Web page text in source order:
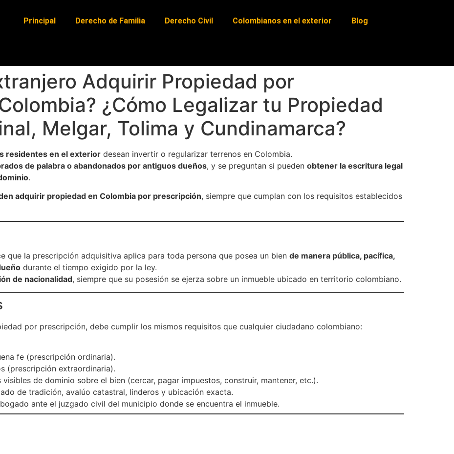
Principal Derecho de Familia Derecho Civil Colombianos en el exterior Blog
Adquirir Propiedad por
¿Cómo Legalizar tu Propiedad
Melgar, Tolima y Cundinamarca?
residentes en el exterior desean invertir o regularizar terrenos en Colombia.
de palabra o abandonados por antiguos dueños, y se preguntan si pueden obtener la escritura legal
.
adquirir propiedad en Colombia por prescripción, siempre que cumplan con los requisitos establecidos
que la prescripción adquisitiva aplica para toda persona que posea un bien de manera pública, pacífica,
durante el tiempo exigido por la ley.
de nacionalidad, siempre que su posesión se ejerza sobre un inmueble ubicado en territorio colombiano.
por prescripción, debe cumplir los mismos requisitos que cualquier ciudadano colombiano:
fe (prescripción ordinaria).
(prescripción extraordinaria).
de dominio sobre el bien (cercar, pagar impuestos, construir, mantener, etc.).
de tradición, avalúo catastral, linderos y ubicación exacta.
ante el juzgado civil del municipio donde se encuentra el inmueble.